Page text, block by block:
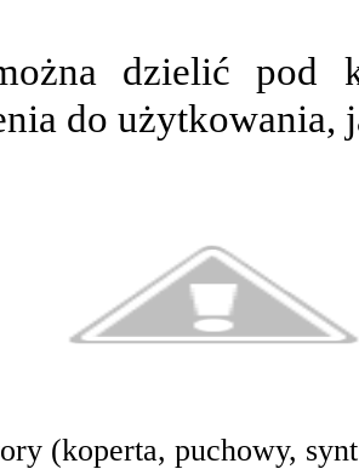
dzielić pod
do użytkowania,
(koperta, puchowy,